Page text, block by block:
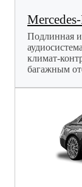
Подлинная
климат-
багажным